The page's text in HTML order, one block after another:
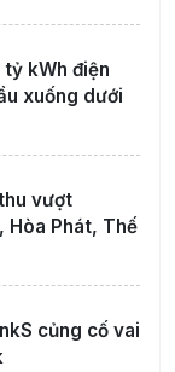
tỷ kWh điện
xuống dưới
vượt
Phát, Thế
củng cố vai